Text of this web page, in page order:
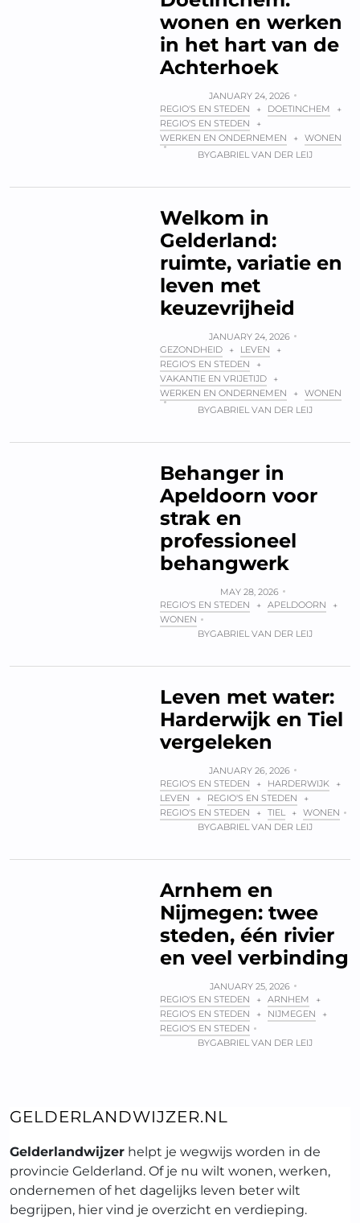
wonen en werken
in het hart van de
Achterhoek
JANUARY 24, 2026
REGIO'S EN STEDEN
+ DOETINCHEM
+
REGIO'S EN STEDEN
+
WERKEN EN ONDERNEMEN
+ WONEN
BYGABRIEL VAN DER LEIJ
Welkom in
Gelderland:
ruimte, variatie en
leven met
keuzevrijheid
JANUARY 24, 2026
GEZONDHEID
+ LEVEN
+
REGIO'S EN STEDEN
+
VAKANTIE EN VRIJETIJD
+
WERKEN EN ONDERNEMEN
+ WONEN
BYGABRIEL VAN DER LEIJ
Behanger in
Apeldoorn voor
strak en
professioneel
behangwerk
MAY 28, 2026
REGIO'S EN STEDEN
+ APELDOORN
+
WONEN
BYGABRIEL VAN DER LEIJ
Leven met water:
Harderwijk en Tiel
vergeleken
JANUARY 26, 2026
REGIO'S EN STEDEN
+ HARDERWIJK
+
LEVEN
+ REGIO'S EN STEDEN
+
REGIO'S EN STEDEN
+ TIEL + WONEN
BYGABRIEL VAN DER LEIJ
Arnhem en
Nijmegen: twee
steden, één rivier
en veel verbinding
JANUARY 25, 2026
REGIO'S EN STEDEN
+ ARNHEM
+
REGIO'S EN STEDEN
+ NIJMEGEN
+
REGIO'S EN STEDEN
BYGABRIEL VAN DER LEIJ
GELDERLANDWIJZER.NL
Gelderlandwijzer helpt je wegwijs worden in de
provincie Gelderland. Of je nu wilt wonen, werken,
ondernemen of het dagelijks leven beter wilt
begrijpen, hier vind je overzicht en verdieping.